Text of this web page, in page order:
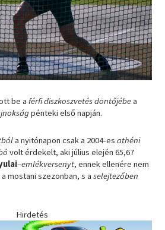
be aférfi diszkoszvetés döntőjébea
pénteki első napján.
a nyitónapon csak a 2004-esathéni
volt érdekelt, aki július elején 65,67
–emlékversenyt, ennek ellenére nem
mostani szezonban, s aselejtezőben
Hirdetés